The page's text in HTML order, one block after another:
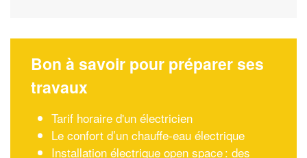
Bon à savoir pour préparer ses
travaux
Tarif horaire d'un électricien
Le confort d’un chauffe-eau électrique
Installation électrique open space : des